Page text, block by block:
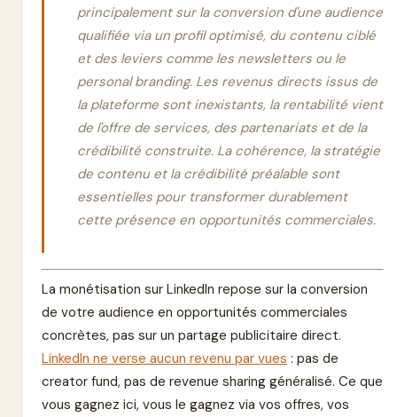
principalement sur la conversion d'une audience
qualifiée via un profil optimisé, du contenu ciblé
et des leviers comme les newsletters ou le
personal branding. Les revenus directs issus de
la plateforme sont inexistants, la rentabilité vient
de l'offre de services, des partenariats et de la
crédibilité construite. La cohérence, la stratégie
de contenu et la crédibilité préalable sont
essentielles pour transformer durablement
cette présence en opportunités commerciales.
La monétisation sur LinkedIn repose sur la conversion
de votre audience en opportunités commerciales
concrètes, pas sur un partage publicitaire direct.
LinkedIn ne verse aucun revenu par vues : pas de
creator fund, pas de revenue sharing généralisé. Ce que
vous gagnez ici, vous le gagnez via vos offres, vos